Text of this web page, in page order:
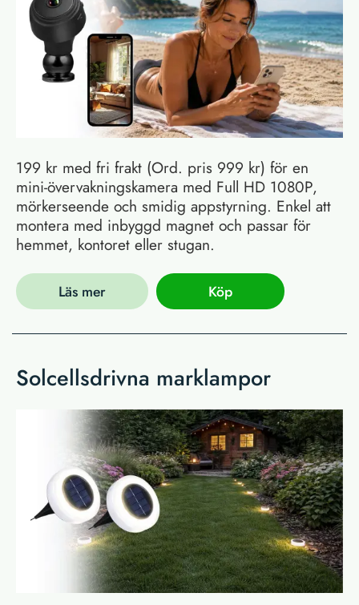
199 kr med fri frakt (Ord. pris 999 kr) för en
mini-övervakningskamera med Full HD 1080P,
mörkerseende och smidig appstyrning. Enkel att
montera med inbyggd magnet och passar för
hemmet, kontoret eller stugan.
Läs mer Köp
Solcellsdrivna marklampor